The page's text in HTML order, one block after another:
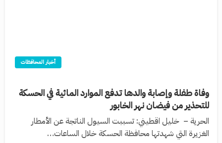
أخبار المحافظات
وفاة طفلة وإصابة والدها تدفع الموارد المائية في الحسكة
للتحذير من فيضان نهر الخابور
الحرية – خليل اقطيني: تسببت السيول الناتجة عن الأمطار
الغزيرة التي شهدتها محافظة الحسكة خلال الساعات…